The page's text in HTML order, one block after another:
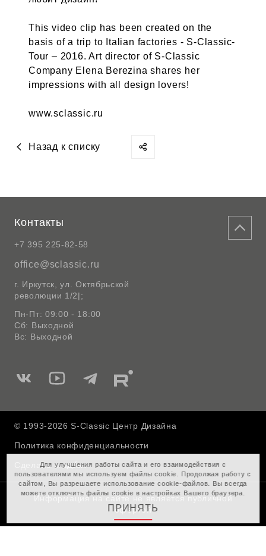
This video clip has been created on the
basis of a trip to Italian factories - S-Classic-
Tour – 2016. Art director of S-Classic
Company Elena Berezina shares her
impressions with all design lovers!
www.sclassic.ru
Назад к списку
Контакты
+7 395 225-82-58
office@sclassic.ru
г. Иркутск, ул. Октябрьской
революции 1/2|;
Пн-Пт: 09:00 - 18:00
Сб: Выходной
Вс: Выходной
Мы
Вконтакте
Мы
Ютуб
Мы
Telegram
Мы
Rutube
© 1993-2026 S-Classic Центр Дизайна
Политика конфиденциальности
Сделано в
Информация на сайте не является публичной
офертой
Для улучшения работы сайта и его взаимодействия с
пользователями мы используем файлы cookie. Продолжая работу с
сайтом, Вы разрешаете использование cookie-файлов. Вы всегда
можете отключить файлы cookie в настройках Вашего браузера.
ПРИНЯТЬ